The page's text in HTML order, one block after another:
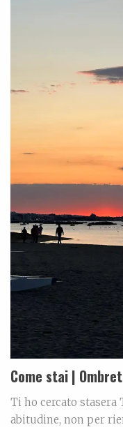
Come stai |
Ti ho cercato stasera
abitudine, non per